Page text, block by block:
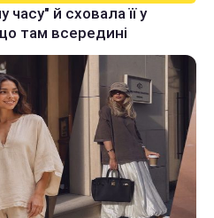
й сховала її у
там всередині